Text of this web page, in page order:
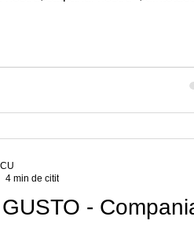
-
4 min de citit